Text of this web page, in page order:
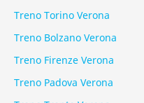
Treno Torino Verona
Treno Bolzano Verona
Treno Firenze Verona
Treno Padova Verona